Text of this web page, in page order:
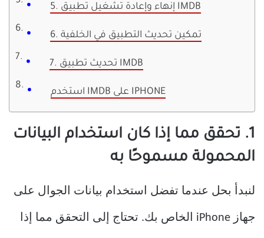
5. إنهاء وإعادة تشغيل تطبيق IMDB
6. تمكين تحديث التطبيق في الخلفية
7. تحديث تطبيق IMDB
استخدم IMDB على IPHONE
1. تحقق مما إذا كان استخدام البيانات
المحمولة مسموحًا به
لنبدأ بحل عندما تفضل استخدام بيانات الجوال على
جهاز iPhone الخاص بك. تحتاج إلى التحقق مما إذا